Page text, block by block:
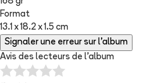
Format
13.1 x 18.2 x 1.5 cm
Signaler une erreur sur l'album
Avis des lecteurs de l'album